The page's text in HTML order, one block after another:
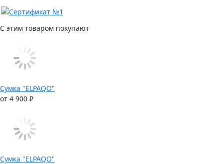
С этим товаром покупают
Сумка "ELPAQO"
от 4 900 ₽
Сумка "ELPAQO"